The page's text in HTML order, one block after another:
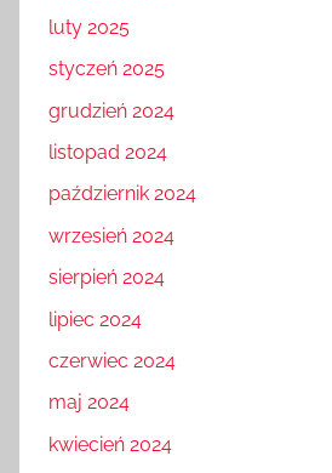
luty 2025
styczeń 2025
grudzień 2024
listopad 2024
październik 2024
wrzesień 2024
sierpień 2024
lipiec 2024
czerwiec 2024
maj 2024
kwiecień 2024